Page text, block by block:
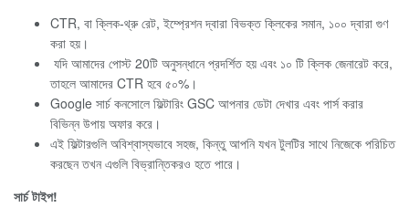
CTR, বা ক্লিক-থ্রু রেট, ইম্প্রেশন দ্বারা বিভক্ত ক্লিকের সমান, ১০০ দ্বারা গুণ
করা হয়।
যদি আমাদের পোস্ট 20টি অনুসন্ধানে প্রদর্শিত হয় এবং ১০ টি ক্লিক জেনারেট করে,
তাহলে আমাদের CTR হবে ৫০%।
Google সার্চ কনসোলে ফিল্টারিং GSC আপনার ডেটা দেখার এবং পার্স করার
বিভিন্ন উপায় অফার করে।
এই ফিল্টারগুলি অবিশ্বাস্যভাবে সহজ, কিন্তু আপনি যখন টুলটির সাথে নিজেকে পরিচিত
করছেন তখন এগুলি বিভ্রান্তিকরও হতে পারে।
সার্চ টাইপ!